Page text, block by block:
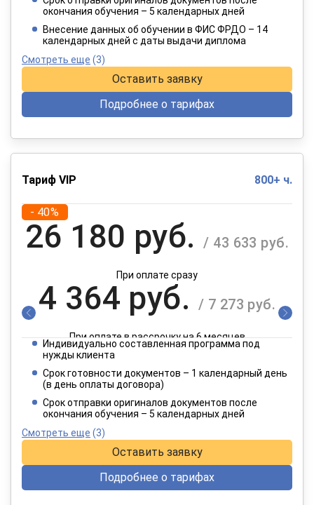
При оплате в рассрочку на 12 месяцев
окончания обучения – 5 календарных дней
Внесение данных об обучении в ФИС ФРДО – 14
календарных дней с даты выдачи диплома
Смотреть еще (3)
Оставить заявку
Подробнее о тарифах
Тариф VIP 800+ ч.
- 40%
26 180 руб. / 43 633 руб.
При оплате сразу
4 364 руб. / 7 273 руб.
При оплате в рассрочку на 6 месяцев
2 182 руб. / 3 637 руб.
При оплате в рассрочку на 12 месяцев
Индивидуально составленная программа под
нужды клиента
Срок готовности документов – 1 календарный день
(в день оплаты договора)
Срок отправки оригиналов документов после
окончания обучения – 5 календарных дней
Смотреть еще (3)
Оставить заявку
Подробнее о тарифах